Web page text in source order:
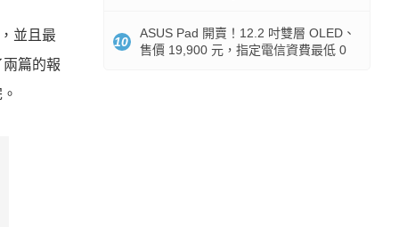
並且最
篇的報
10
ASUS Pad 開賣！12.2 吋雙層 OLED、
售價 19,900 元，指定電信資費最低 0